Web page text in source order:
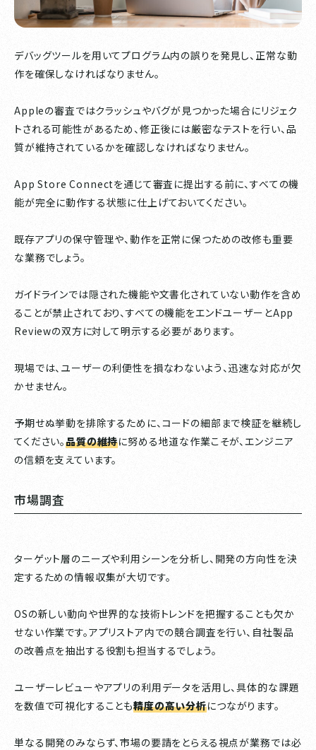
デバッグツールを用いてプログラム内の誤りを発見し、正常な動
作を確保しなければなりません。
Appleの審査ではクラッシュやバグが見つかった場合にリジェク
トされる可能性があるため、修正後には厳密なテストを行い、品
質が維持されているかを確認しなければなりません。
App Store Connectを通じて審査に提出する前に、すべての機
能が完全に動作する状態に仕上げておいてください。
既存アプリの保守管理や、動作を正常に保つための改修も重要
な業務でしょう。
ガイドラインでは隠された機能や文書化されていない動作を含め
ることが禁止されており、すべての機能をエンドユーザーとApp
Reviewの双方に対して明示する必要があります。
現場では、ユーザーの利便性を損なわないよう、迅速な対応が欠
かせません。
予期せぬ挙動を排除するために、コードの細部まで検証を継続し
てください。品質の維持に努める地道な作業こそが、エンジニア
の信頼を支えています。
市場調査
ターゲット層のニーズや利用シーンを分析し、開発の方向性を決
定するための情報収集が大切です。
OSの新しい動向や世界的な技術トレンドを把握することも欠か
せない作業です。アプリストア内での競合調査を行い、自社製品
の改善点を抽出する役割も担当するでしょう。
ユーザーレビューやアプリの利用データを活用し、具体的な課題
を数値で可視化することも精度の高い分析につながります。
単なる開発のみならず、市場の要請をとらえる視点が業務では必